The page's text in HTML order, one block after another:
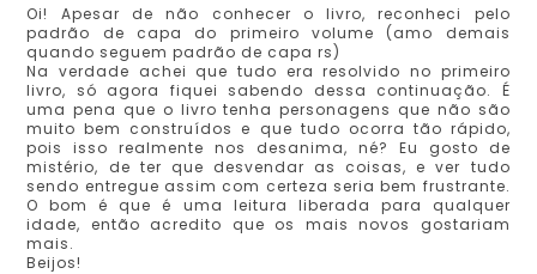
Oi! Apesar de não conhecer o livro, reconheci pelo
padrão de capa do primeiro volume (amo demais
quando seguem padrão de capa rs)
Na verdade achei que tudo era resolvido no primeiro
livro, só agora fiquei sabendo dessa continuação. É
uma pena que o livro tenha personagens que não são
muito bem construídos e que tudo ocorra tão rápido,
pois isso realmente nos desanima, né? Eu gosto de
mistério, de ter que desvendar as coisas, e ver tudo
sendo entregue assim com certeza seria bem frustrante.
O bom é que é uma leitura liberada para qualquer
idade, então acredito que os mais novos gostariam
mais.
Beijos!